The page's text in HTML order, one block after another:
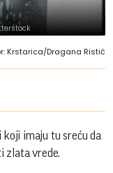
Krstarica/Dragana Ristić
koji imaju tu sreću da
zlata vrede.